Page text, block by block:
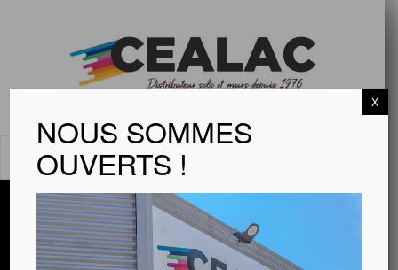
MENU
NOUS SOMMES
OUVERTS !
X